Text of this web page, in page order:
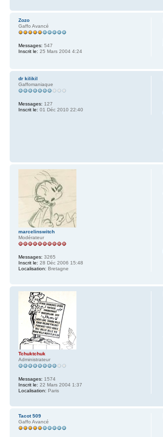
Zozo
Gaffo Avancé
Messages: 547
Inscrit le: 25 Mars 2004 4:24
dr kilikil
Gaffomaniaque
Messages: 127
Inscrit le: 01 Déc 2010 22:40
marcelinswitch
Modérateur
Messages: 3265
Inscrit le: 28 Déc 2006 15:48
Localisation: Bretagne
Tchuktchuk
Administrateur
Messages: 1574
Inscrit le: 22 Mars 2004 1:37
Localisation: Paris
Tacot 509
Gaffo Avancé